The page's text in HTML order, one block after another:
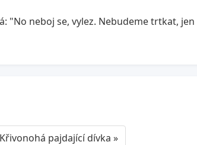
"No neboj se, vylez. Nebudeme trtkat, jen
Křivonohá pajdající dívka »